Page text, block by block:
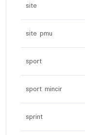
site
site pmu
sport
sport mincir
sprint